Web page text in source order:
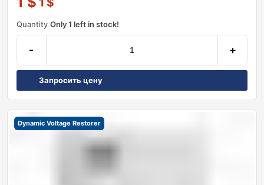
Quantity Only 1 left in stock!
- +
Запросить цену
Dynamic Voltage Restorer